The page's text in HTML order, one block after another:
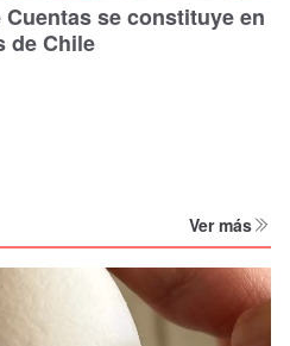
se constituye en
de Chile
Ver más